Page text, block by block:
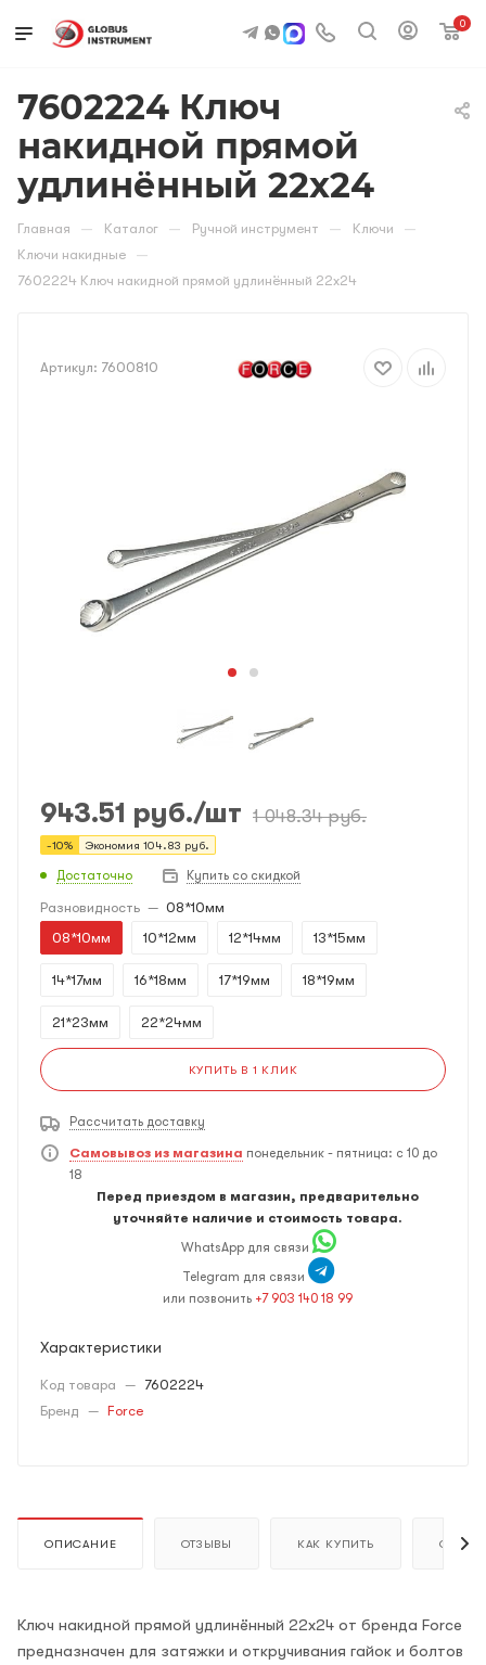
0
7602224 Ключ
накидной прямой
удлинённый 22х24
Главная — Каталог — Ручной инструмент — Ключи —
Ключи накидные —
7602224 Ключ накидной прямой удлинённый 22х24
Артикул: 7600810
943.51 руб./шт 1 048.34руб.
-10% Экономия 104.83 руб.
Достаточно Купить со скидкой
Разновидность — 08*10мм
08*10мм
10*12мм 12*14мм 13*15мм
14*17мм 16*18мм 17*19мм 18*19мм
21*23мм 22*24мм
КУПИТЬ В 1 КЛИК
Рассчитать доставку
Самовывоз из магазина понедельник - пятница: с 10 до
18
Перед приездом в магазин, предварительно
уточняйте наличие и стоимость товара.
WhatsApp для связи
Telegram для связи
или позвонить +7 903 140 18 99
Характеристики
Код товара — 7602224
Бренд — Force
ОПИСАНИЕ ОТЗЫВЫ КАК КУПИТЬ ОПЛАТА
Ключ накидной прямой удлинённый 22х24 от бренда Force
предназначен для затяжки и откручивания гайок и болтов